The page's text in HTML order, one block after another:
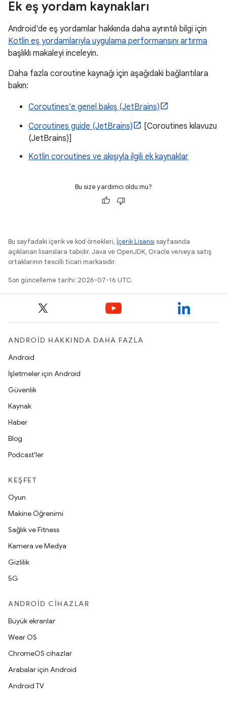
Ek eş yordam kaynakları
Android'de eş yordamlar hakkında daha ayrıntılı bilgi için
Kotlin eş yordamlarıyla uygulama performansını artırma
başlıklı makaleyi inceleyin.
Daha fazla coroutine kaynağı için aşağıdaki bağlantılara
bakın:
Coroutines'e genel bakış (JetBrains)
Coroutines guide (JetBrains)
[Coroutines kılavuzu
(JetBrains)]
Kotlin coroutines ve akışıyla ilgili ek kaynaklar
Bu size yardımcı oldu mu?
Bu sayfadaki içerik ve kod örnekleri, İçerik Lisansı sayfasında
açıklanan lisanslara tabidir. Java ve OpenJDK, Oracle ve/veya satış
ortaklarının tescilli ticari markasıdır.
Son güncelleme tarihi: 2026-07-16 UTC.
ANDROID HAKKINDA DAHA FAZLA
Android
İşletmeler için Android
Güvenlik
Kaynak
Haber
Blog
Podcast'ler
KEŞFET
Oyun
Makine Öğrenimi
Sağlık ve Fitness
Kamera ve Medya
Gizlilik
5G
ANDROID CIHAZLAR
Büyük ekranlar
Wear OS
ChromeOS cihazlar
Arabalar için Android
Android TV